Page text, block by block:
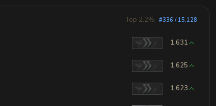
Top 2.2% #336 / 15,128
1,631
1,625
1,623